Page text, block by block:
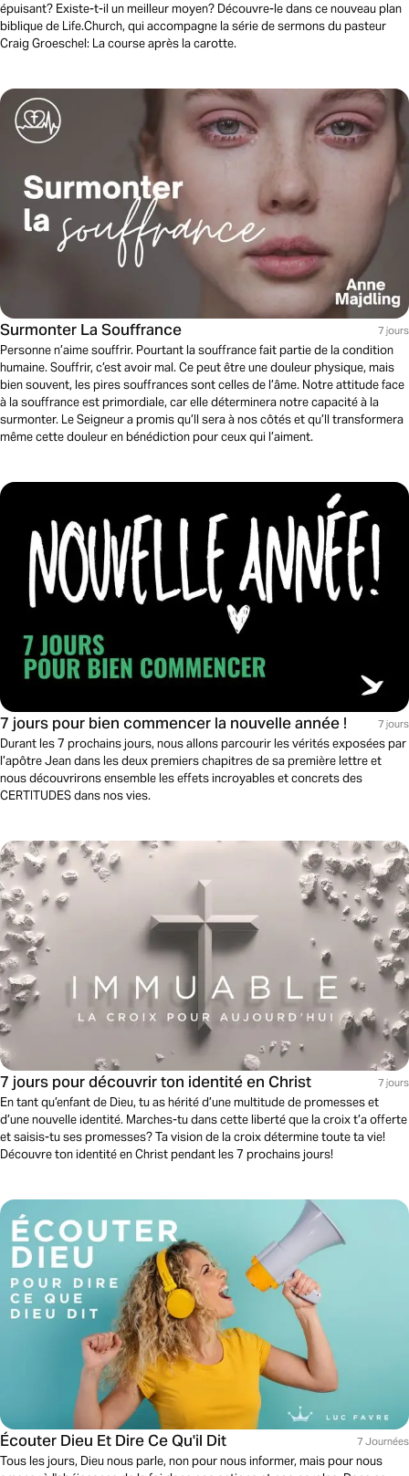
épuisant? Existe-t-il un meilleur moyen? Découvre-le dans ce nouveau plan
biblique de Life.Church, qui accompagne la série de sermons du pasteur
Craig Groeschel: La course après la carotte.
Surmonter La Souffrance 7 jours
Personne n’aime souffrir. Pourtant la souffrance fait partie de la condition
humaine. Souffrir, c’est avoir mal. Ce peut être une douleur physique, mais
bien souvent, les pires souffrances sont celles de l’âme. Notre attitude face
à la souffrance est primordiale, car elle déterminera notre capacité à la
surmonter. Le Seigneur a promis qu’Il sera à nos côtés et qu’Il transformera
même cette douleur en bénédiction pour ceux qui l’aiment.
7 jours pour bien commencer la nouvelle année ! 7 jours
Durant les 7 prochains jours, nous allons parcourir les vérités exposées par
l’apôtre Jean dans les deux premiers chapitres de sa première lettre et
nous découvrirons ensemble les effets incroyables et concrets des
CERTITUDES dans nos vies.
7 jours pour découvrir ton identité en Christ 7 jours
En tant qu’enfant de Dieu, tu as hérité d’une multitude de promesses et
d’une nouvelle identité. Marches-tu dans cette liberté que la croix t’a offerte
et saisis-tu ses promesses? Ta vision de la croix détermine toute ta vie!
Découvre ton identité en Christ pendant les 7 prochains jours!
Écouter Dieu Et Dire Ce Qu'il Dit 7 Journées
Tous les jours, Dieu nous parle, non pour nous informer, mais pour nous